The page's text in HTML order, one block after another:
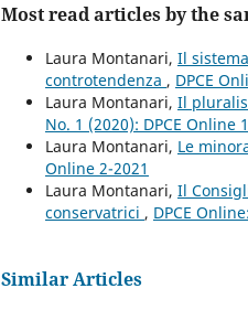
Most read articles by the
Laura Montanari, Il
controtendenza , DPCE
Laura Montanari, Il
No. 1 (2020): DPCE Online
Laura Montanari, Le
Online 2-2021
Laura Montanari, Il
conservatrici , DPCE
Similar Articles